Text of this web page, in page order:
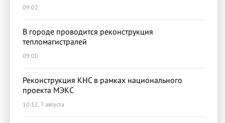
09:02
В городе проводится реконструкция
тепломагистралей
09:00
Реконструкция КНС в рамках национального
проекта МЭКС
10:12, 7 августа